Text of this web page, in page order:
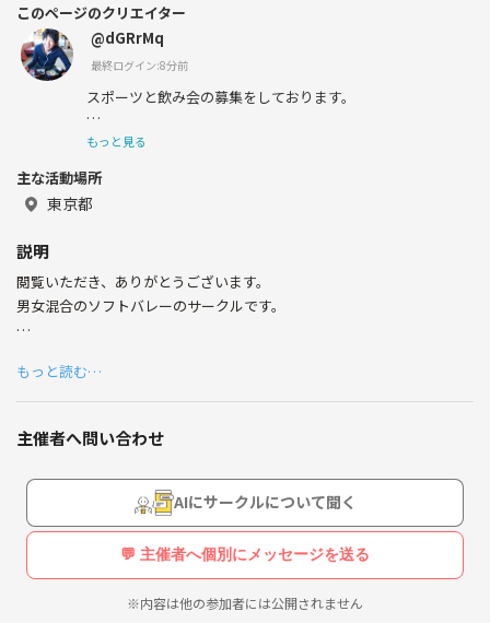
このページのクリエイター
@dGRrMq
最終ログイン:8分前
スポーツと飲み会の募集をしております。
スポーツは、
ル場で開催しています。
パライーゾ東陽町は、屋内芝生コート（ロングパイル）
と、プロ仕様の体育館コートで、時期によって冷房もあり
ますので、快適にプレイできます。
ソフトバレーボールについては、
同じくパライーゾ東陽町もしくは水道橋の体育館コートで
開催しています。
もっと見る
主な活動場所
東京都
説明
閲覧いただき、ありがとうございます。
男女混合のソフトバレーのサークルです。
ツを介して友達を増やしたい方、理由はなんでもＯＫです！
ソフトバレーは通常のボールと違い、柔らかいゴムのボールなので、レ
シーブ等をしても、腕がほとんど痛くありませんので、初心者の方にお
すすめのバレーボールです。
加えて、ネットも低いので初心者でもある程度、練習すればスパイクが
打てるようになります。
女性は少なくても2〜3人程参加されてるので、女性1人でもお気軽にご
もっと読む…
主催者へ問い合わせ
AIにサークルについて聞く
💬 主催者へ個別にメッセージを送る
※内容は他の参加者には公開されません